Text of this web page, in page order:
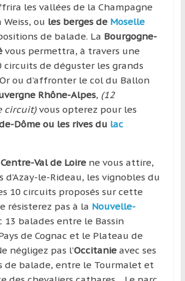
les vallées de la Champagne
ou les berges de Moselle
de balade. La Bourgogne-
vous permettra, à travers une
circuits de déguster les grands
ou d’affronter le col du Ballon
Rhône-Alpes, (12
circuit)vous opterez pour les
Dôme ou les rives du lac
Centre-Val de Loire ne vous attire,
d’Azay-le-Rideau, les vignobles du
10 circuits proposés sur cette
résisterez pas à la Nouvelle-
13 balades entre le Bassin
de Cognac et le Plateau de
négligez pas l’Occitanie avec ses
de balade, entre le Tourmalet et